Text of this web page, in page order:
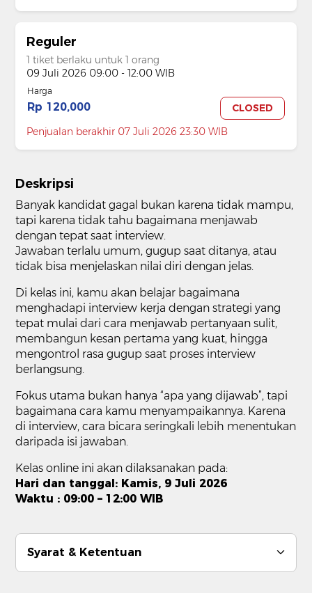
Reguler
1 tiket berlaku untuk 1 orang
09 Juli 2026 09:00 - 12:00 WIB
Harga
Rp 120,000
CLOSED
Penjualan berakhir 07 Juli 2026 23:30 WIB
Deskripsi
Banyak kandidat gagal bukan karena tidak mampu,
tapi karena tidak tahu bagaimana menjawab
dengan tepat saat interview.
Jawaban terlalu umum, gugup saat ditanya, atau
tidak bisa menjelaskan nilai diri dengan jelas.
Di kelas ini, kamu akan belajar bagaimana
menghadapi interview kerja dengan strategi yang
tepat mulai dari cara menjawab pertanyaan sulit,
membangun kesan pertama yang kuat, hingga
mengontrol rasa gugup saat proses interview
berlangsung.
Fokus utama bukan hanya “apa yang dijawab”, tapi
bagaimana cara kamu menyampaikannya. Karena
di interview, cara bicara seringkali lebih menentukan
daripada isi jawaban.
Kelas online ini akan dilaksanakan pada:
Hari dan tanggal: Kamis, 9 Juli 2026
Waktu : 09:00 – 12:00 WIB
Syarat & Ketentuan